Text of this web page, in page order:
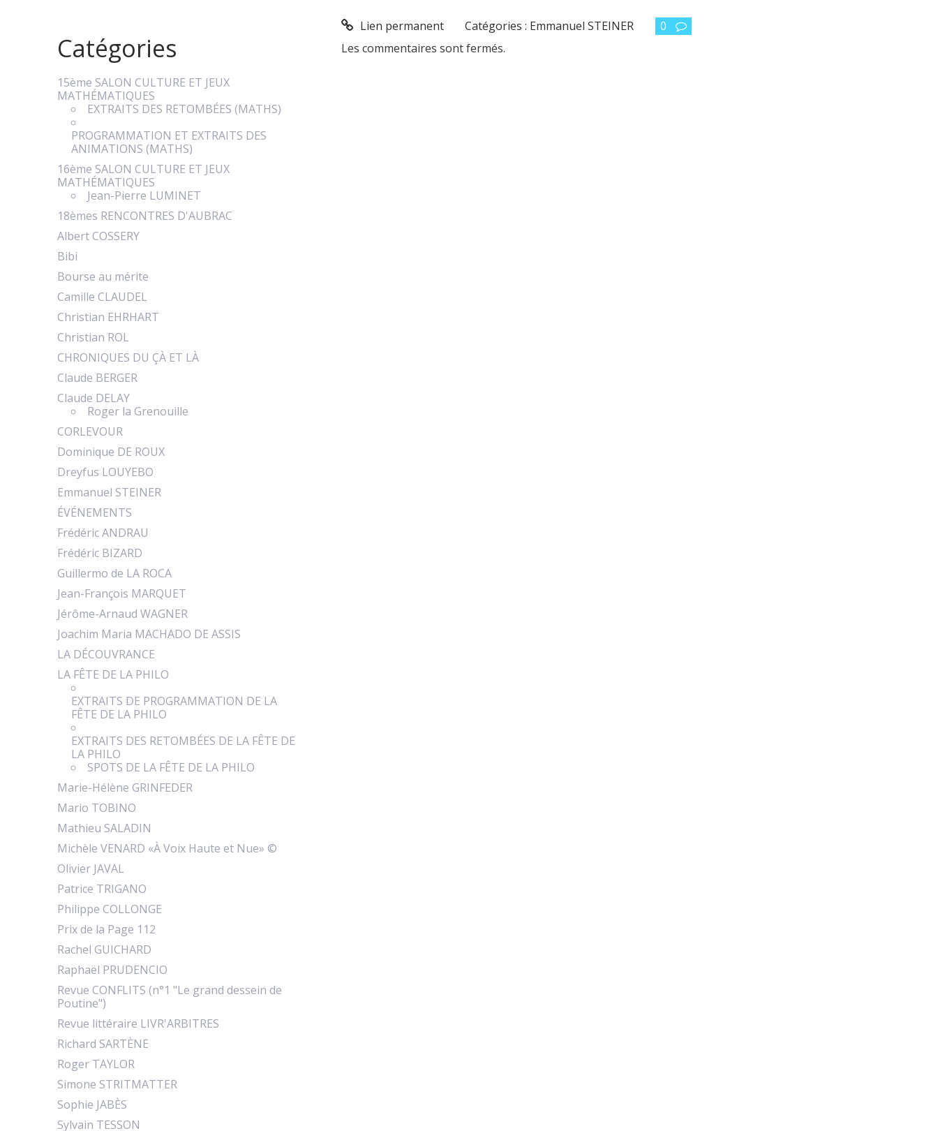
Catégories
15ème SALON CULTURE ET JEUX
MATHÉMATIQUES
EXTRAITS DES RETOMBÉES (MATHS)
PROGRAMMATION ET EXTRAITS DES
ANIMATIONS (MATHS)
16ème SALON CULTURE ET JEUX
MATHÉMATIQUES
Jean-Pierre LUMINET
18èmes RENCONTRES D'AUBRAC
Albert COSSERY
Bibi
Bourse au mérite
Camille CLAUDEL
Christian EHRHART
Christian ROL
CHRONIQUES DU ÇÀ ET LÀ
Claude BERGER
Claude DELAY
Roger la Grenouille
CORLEVOUR
Dominique DE ROUX
Dreyfus LOUYEBO
Emmanuel STEINER
ÉVÉNEMENTS
Frédéric ANDRAU
Frédéric BIZARD
Guillermo de LA ROCA
Jean-François MARQUET
Jérôme-Arnaud WAGNER
Joachim Maria MACHADO DE ASSIS
LA DÉCOUVRANCE
LA FÊTE DE LA PHILO
EXTRAITS DE PROGRAMMATION DE LA
FÊTE DE LA PHILO
EXTRAITS DES RETOMBÉES DE LA FÊTE DE
LA PHILO
SPOTS DE LA FÊTE DE LA PHILO
Marie-Hélène GRINFEDER
Mario TOBINO
Mathieu SALADIN
Michèle VENARD «À Voix Haute et Nue» ©
Olivier JAVAL
Patrice TRIGANO
Philippe COLLONGE
Prix de la Page 112
Rachel GUICHARD
Raphaël PRUDENCIO
Revue CONFLITS (n°1 "Le grand dessein de
Poutine")
Revue littéraire LIVR'ARBITRES
Richard SARTÈNE
Roger TAYLOR
Simone STRITMATTER
Sophie JABÈS
Sylvain TESSON
Lien permanent Catégories : Emmanuel STEINER
0
Les commentaires sont fermés.